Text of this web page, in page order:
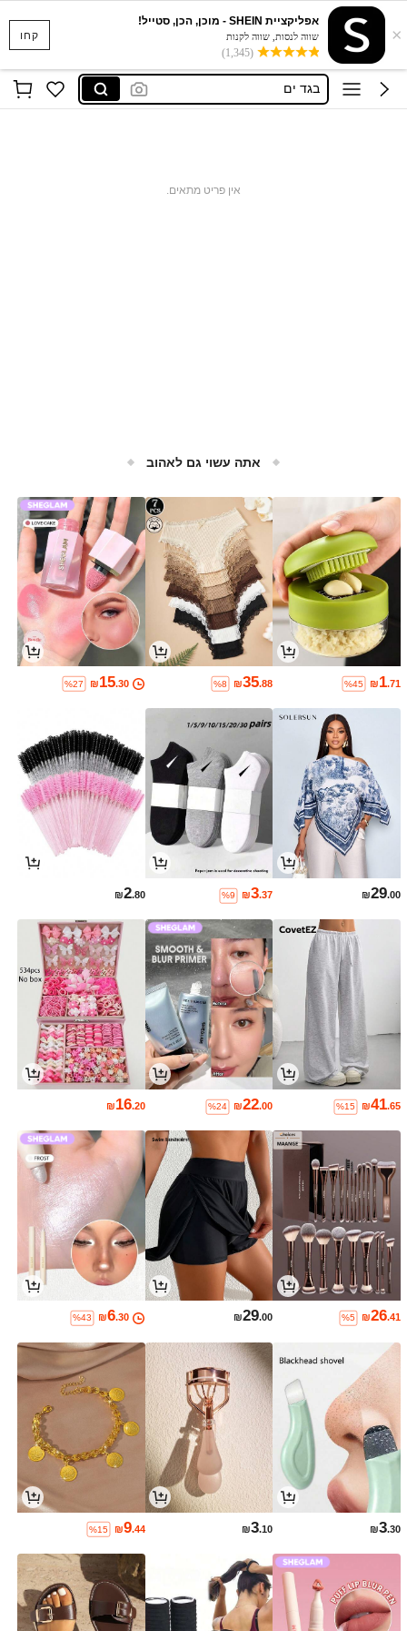
קחו ×
אפליקציית SHEIN - מוכן, הכן, סטייל!
שווה לנסות, שווה לקנות
(1,345)
סקוישים
anewsta שמלות
בגד ים
אין פריט מתאים.
אתה עשוי גם לאהוב
₪1.71
%45
₪35.88
%8
₪15.30
%27
₪29.00
₪3.37
%9
₪2.80
₪41.65
%15
₪22.00
%24
₪16.20
₪26.41
%5
₪29.00
₪6.30
%43
₪3.30
₪3.10
₪9.44
%15